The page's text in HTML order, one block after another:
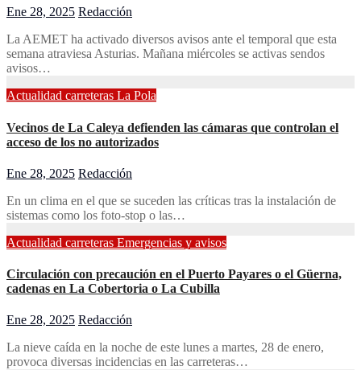
Ene 28, 2025 Redacción
La AEMET ha activado diversos avisos ante el temporal que esta
semana atraviesa Asturias. Mañana miércoles se activas sendos
avisos…
Actualidad carreteras La Pola
Vecinos de La Caleya defienden las cámaras que controlan el
acceso de los no autorizados
Ene 28, 2025 Redacción
En un clima en el que se suceden las críticas tras la instalación de
sistemas como los foto-stop o las…
Actualidad carreteras Emergencias y avisos
Circulación con precaución en el Puerto Payares o el Güerna,
cadenas en La Cobertoria o La Cubilla
Ene 28, 2025 Redacción
La nieve caída en la noche de este lunes a martes, 28 de enero,
provoca diversas incidencias en las carreteras…